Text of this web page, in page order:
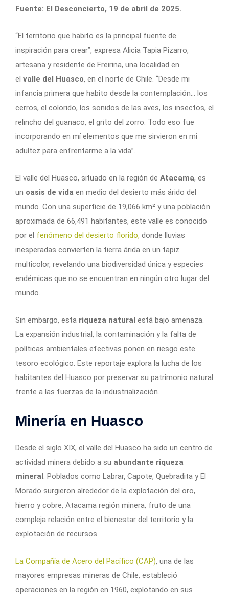
Fuente: El Desconcierto, 19 de abril de 2025.
“El territorio que habito es la principal fuente de
inspiración para crear”, expresa Alicia Tapia Pizarro,
artesana y residente de Freirina, una localidad en
el valle del Huasco, en el norte de Chile. “Desde mi
infancia primera que habito desde la contemplación… los
cerros, el colorido, los sonidos de las aves, los insectos, el
relincho del guanaco, el grito del zorro. Todo eso fue
incorporando en mí elementos que me sirvieron en mi
adultez para enfrentarme a la vida”.
El valle del Huasco, situado en la región de Atacama, es
un oasis de vida en medio del desierto más árido del
mundo. Con una superficie de 19,066 km² y una población
aproximada de 66,491 habitantes, este valle es conocido
por el fenómeno del desierto florido, donde lluvias
inesperadas convierten la tierra árida en un tapiz
multicolor, revelando una biodiversidad única y especies
endémicas que no se encuentran en ningún otro lugar del
mundo.
Sin embargo, esta riqueza natural está bajo amenaza.
La expansión industrial, la contaminación y la falta de
políticas ambientales efectivas ponen en riesgo este
tesoro ecológico. Este reportaje explora la lucha de los
habitantes del Huasco por preservar su patrimonio natural
frente a las fuerzas de la industrialización.
Minería en Huasco
Desde el siglo XIX, el valle del Huasco ha sido un centro de
actividad minera debido a su abundante riqueza
mineral. Poblados como Labrar, Capote, Quebradita y El
Morado surgieron alrededor de la explotación del oro,
hierro y cobre, Atacama región minera, fruto de una
compleja relación entre el bienestar del territorio y la
explotación de recursos.
La Compañía de Acero del Pacífico (CAP), una de las
mayores empresas mineras de Chile, estableció
operaciones en la región en 1960, explotando en sus